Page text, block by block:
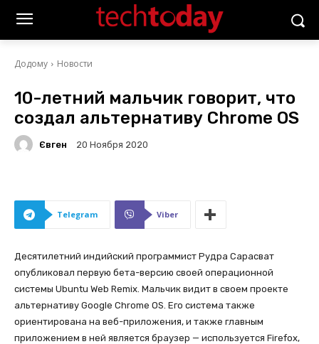
Додому Новости
10-летний мальчик говорит, что
создал альтернативу Chrome OS
Євген 20 Ноября 2020
Telegram Viber
Десятилетний индийский программист Рудра Сарасват
опубликовал первую бета-версию своей операционной
системы Ubuntu Web Remix. Мальчик видит в своем проекте
альтернативу Google Chrome OS. Его система также
ориентирована на веб-приложения, и также главным
приложением в ней является браузер — используется Firefox,